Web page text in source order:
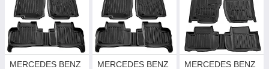
MERCEDES BENZ
MERCEDES BENZ
MERCEDES BENZ